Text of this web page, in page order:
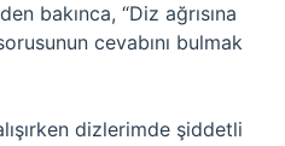
bakınca, “Diz ağrısına
cevabını bulmak
dizlerimde şiddetli